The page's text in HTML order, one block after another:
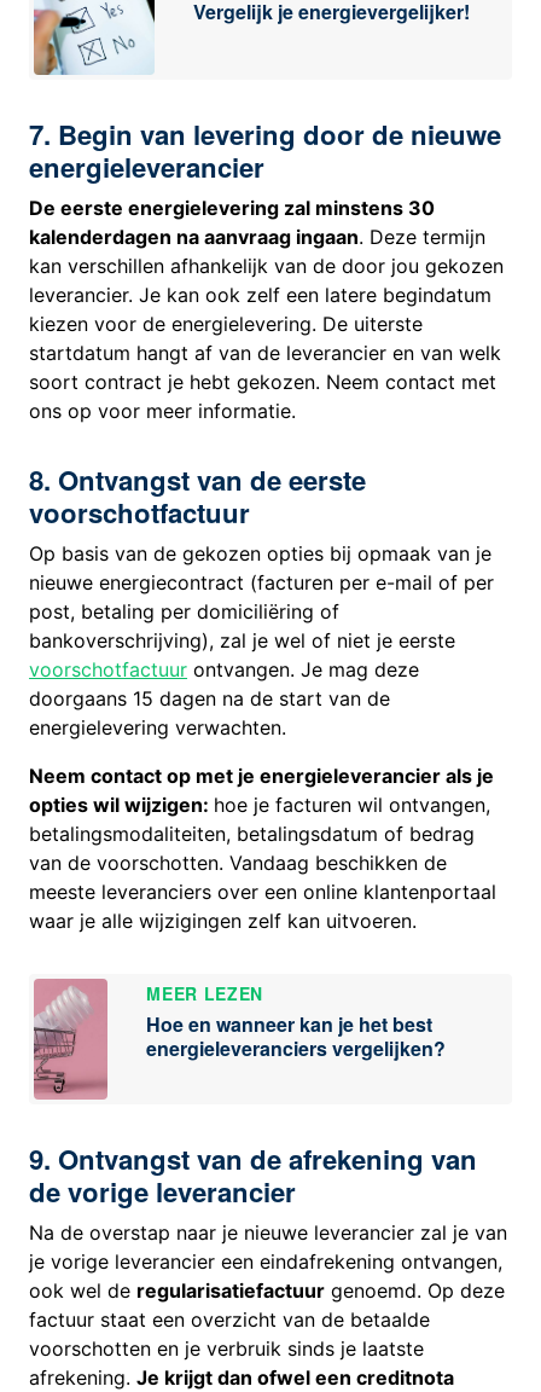
Vergelijk je energievergelijker!
7. Begin van levering door de nieuwe
energieleverancier
De eerste energielevering zal minstens 30
kalenderdagen na aanvraag ingaan. Deze termijn
kan verschillen afhankelijk van de door jou gekozen
leverancier. Je kan ook zelf een latere begindatum
kiezen voor de energielevering. De uiterste
startdatum hangt af van de leverancier en van welk
soort contract je hebt gekozen. Neem contact met
ons op voor meer informatie.
8. Ontvangst van de eerste
voorschotfactuur
Op basis van de gekozen opties bij opmaak van je
nieuwe energiecontract (facturen per e-mail of per
post, betaling per domiciliëring of
bankoverschrijving), zal je wel of niet je eerste
voorschotfactuur ontvangen. Je mag deze
doorgaans 15 dagen na de start van de
energielevering verwachten.
Neem contact op met je energieleverancier als je
opties wil wijzigen: hoe je facturen wil ontvangen,
betalingsmodaliteiten, betalingsdatum of bedrag
van de voorschotten. Vandaag beschikken de
meeste leveranciers over een online klantenportaal
waar je alle wijzigingen zelf kan uitvoeren.
MEER LEZEN
Hoe en wanneer kan je het best
energieleveranciers vergelijken?
9. Ontvangst van de afrekening van
de vorige leverancier
Na de overstap naar je nieuwe leverancier zal je van
je vorige leverancier een eindafrekening ontvangen,
ook wel de regularisatiefactuur genoemd. Op deze
factuur staat een overzicht van de betaalde
voorschotten en je verbruik sinds je laatste
afrekening.Je krijgt dan ofwel een creditnota